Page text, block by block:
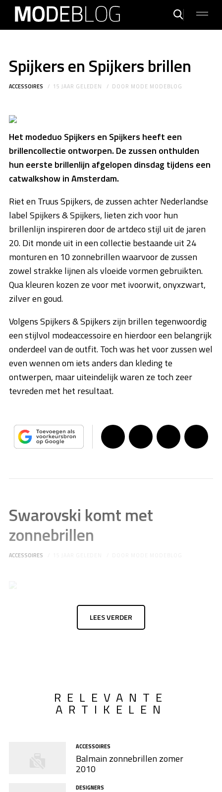
Spijkers en Spijkers brillen
ACCESSOIRES 15 JAAR GELEDEN DOOR MODE MODEBLOG
Het modeduo Spijkers en Spijkers heeft een
brillencollectie ontworpen. De zussen onthulden
hun eerste brillenlijn afgelopen dinsdag tijdens een
catwalkshow in Amsterdam.
Riet en Truus Spijkers, de zussen achter Nederlandse
label Spijkers & Spijkers, lieten zich voor hun
brillenlijn inspireren door de artdeco stijl uit de jaren
20. Dit monde uit in een collectie bestaande uit 24
monturen en 10 zonnebrillen waarvoor de zussen
zowel strakke lijnen als vloeide vormen gebruikten.
Qua kleuren kozen ze voor met ivoorwit, onyxzwart,
zilver en goud.
Volgens Spijkers & Spijkers zijn brillen tegenwoordig
een stijlvol modeaccessoire en hierdoor een belangrijk
onderdeel van de outfit. Toch was het voor zussen wel
even wennen om iets anders dan kleding te
ontwerpen, maar uiteindelijk waren ze toch zeer
tevreden met het resultaat.
Swarovski komt met
zonnebrillen
ACCESSOIRES
LEES VERDER
RELEVANTE
ARTIKELEN
ACCESSOIRES
Balmain zonnebrillen zomer
2010
DESIGNERS